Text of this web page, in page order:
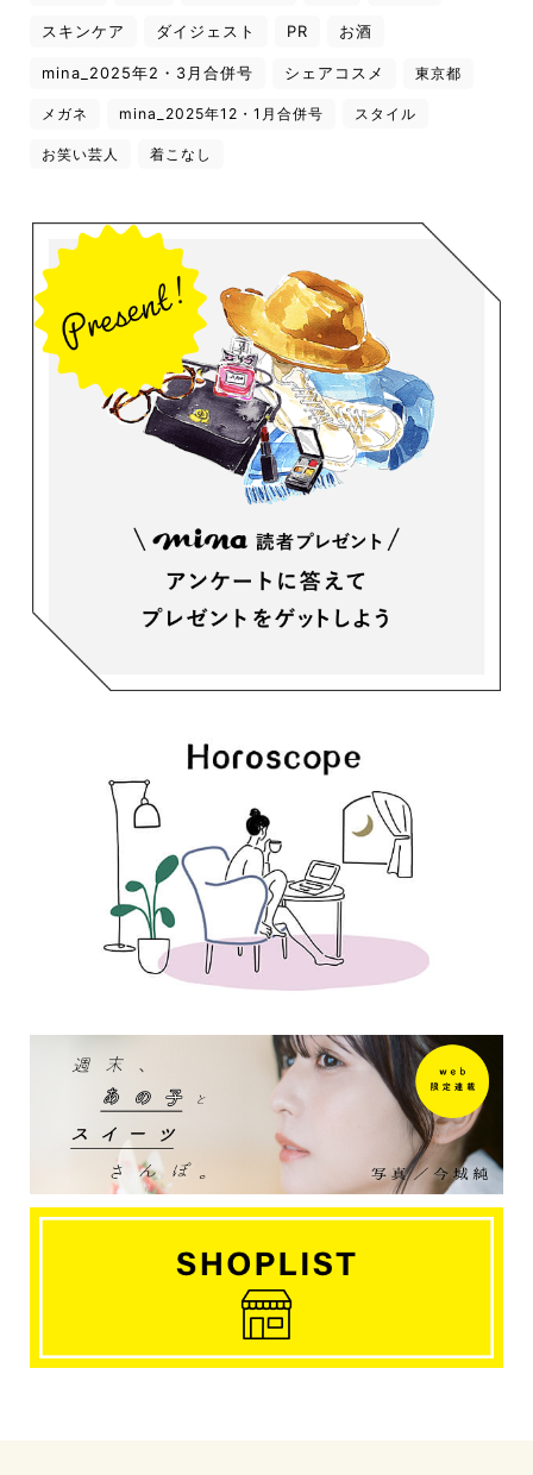
スキンケア ダイジェスト PR お酒
mina_2025年2・3月合併号 シェアコスメ 東京都
メガネ mina_2025年12・1月合併号 スタイル
お笑い芸人 着こなし